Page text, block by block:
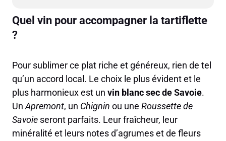
Quel vin pour accompagner la tartiflette
?
Pour sublimer ce plat riche et généreux, rien de tel
qu’un accord local. Le choix le plus évident et le
plus harmonieux est un vin blanc sec de Savoie.
UnApremont, un Chignin ou une Roussette de
Savoie seront parfaits. Leur fraîcheur, leur
minéralité et leurs notes d’agrumes et de fleurs